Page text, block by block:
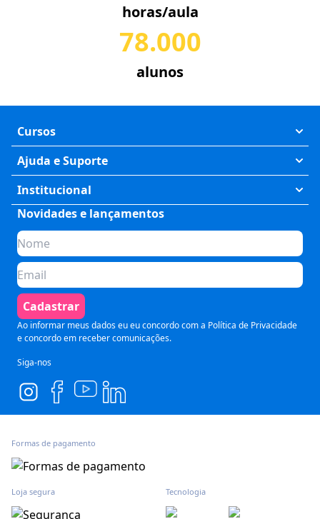
horas/aula
78.000
alunos
Cursos
Exatas
Humanas
Saúde
Tecnologia
Preparatórios
Comunicação
Pós Graduação
Ajuda e Suporte
Meus Cursos
Fale Conosco
Perguntas Frequentes
Formas de Pagamento
Política de Cancelamento
Termos de Uso
Segurança e Privacidade
Institucional
Quem somos
Planos de assinatura
Para Empresas
Seja um parceiro
Blog
Novidades e lançamentos
Cadastrar
Ao informar meus dados eu eu concordo com a Política de Privacidade
e concordo em receber comunicações.
Siga-nos
Formas de pagamento
Loja segura Tecnologia